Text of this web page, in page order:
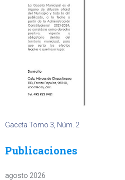
Gaceta Tomo 3, Núm. 2
Publicaciones
agosto 2026